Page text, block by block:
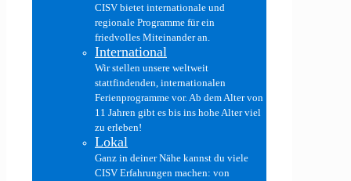
CISV bietet internationale und
regionale Programme für ein
friedvolles Miteinander an.
International
Wir stellen unsere weltweit
stattfindenden, internationalen
Ferienprogramme vor. Ab dem Alter von
11 Jahren gibt es bis ins hohe Alter viel
zu erleben!
Lokal
Ganz in deiner Nähe kannst du viele
CISV Erfahrungen machen: von